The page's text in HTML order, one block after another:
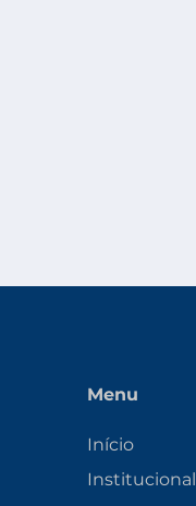
Menu
Início
Institucional